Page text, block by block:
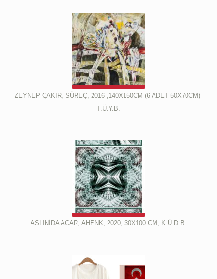
ZEYNEP ÇAKIR, SÜREÇ, 2016 ,140X150CM (6 ADET 50X70CM),
T.Ü.Y.B.
ASLINİDA ACAR, AHENK, 2020, 30X100 CM, K.Ü.D.B.